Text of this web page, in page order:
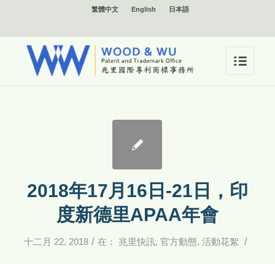
繁體中文 English 日本語
2018年17月16日-21日，印
度新德里APAA年會
十二月 22, 2018 / 在： 兆里快訊,官方動態,活動花絮 /